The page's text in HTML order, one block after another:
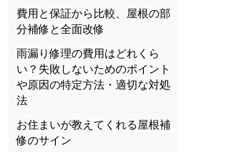
費用と保証から比較、屋根の部
分補修と全面改修
雨漏り修理の費用はどれくら
い？失敗しないためのポイント
や原因の特定方法・適切な対処
法
お住まいが教えてくれる屋根補
修のサイン